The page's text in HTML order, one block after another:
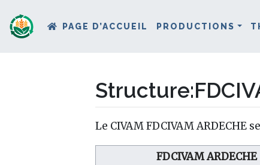
PAGE D’ACCUEIL PRODUCTIONS
Structure:
Aller à :navigation, rechercher
Le CIVAM FDCIVAM
FDCIVAM ARDECHE